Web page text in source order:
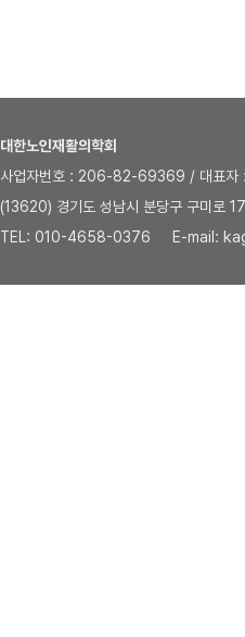
대한노인재활의학회
사업자번호 : 206-82-69369 / 대표자
(13620) 경기도 성남시 분당구 구미로
TEL: 010-4658-0376 E-mail: